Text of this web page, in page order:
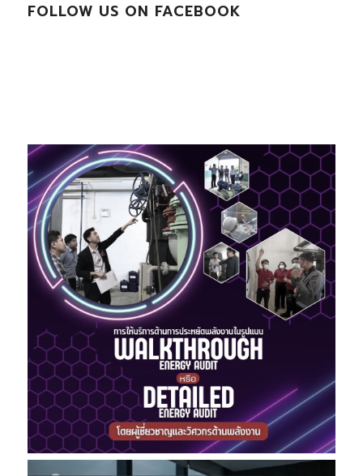
FOLLOW US ON FACEBOOK